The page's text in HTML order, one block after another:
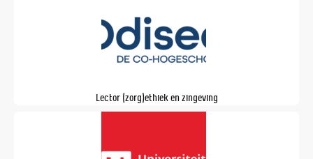
Lector (zorg)ethiek en zingeving